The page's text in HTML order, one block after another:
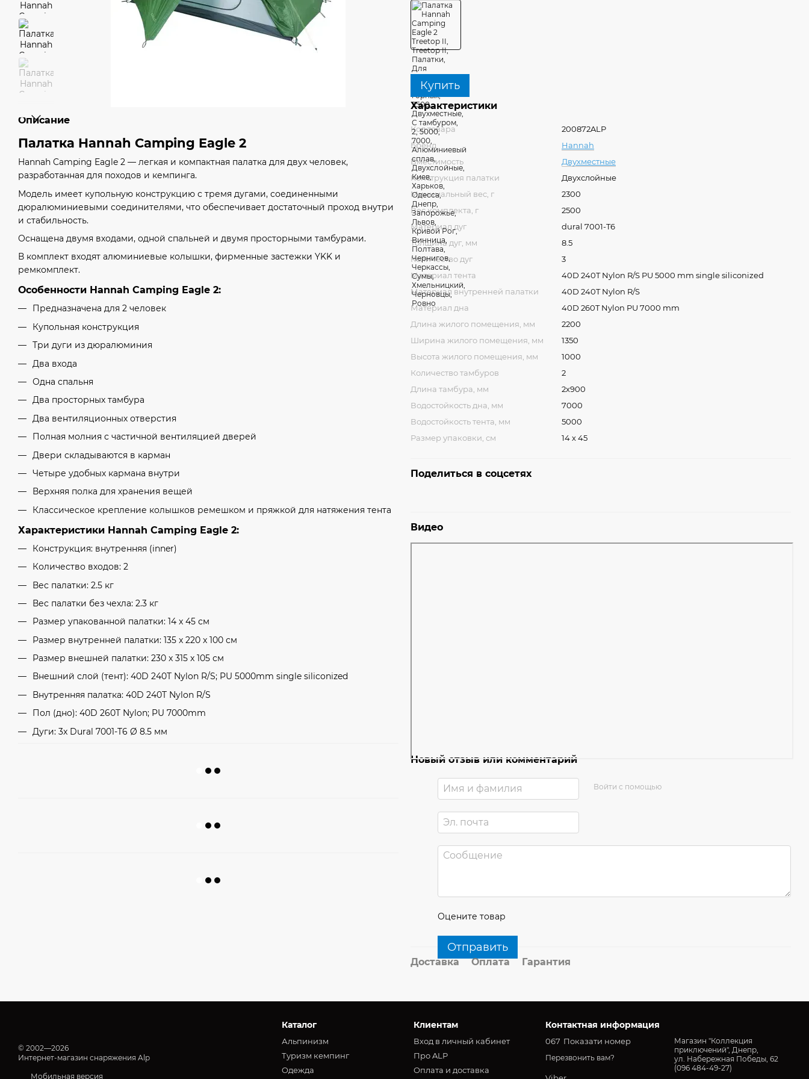
Описание
Палатка Hannah Camping Eagle 2
Hannah Camping Eagle 2 — легкая и компактная палатка для двух человек,
разработанная для походов и кемпинга.
Модель имеет купольную конструкцию с тремя дугами, соединенными
дюралюминиевыми соединителями, что обеспечивает достаточный проход внутри
и стабильность.
Оснащена двумя входами, одной спальней и двумя просторными тамбурами.
В комплект входят алюминиевые колышки, фирменные застежки YKK и
ремкомплект.
Особенности Hannah Camping Eagle 2:
Предназначена для 2 человек
Купольная конструкция
Три дуги из дюралюминия
Два входа
Одна спальня
Два просторных тамбура
Два вентиляционных отверстия
Полная молния с частичной вентиляцией дверей
Двери складываются в карман
Четыре удобных кармана внутри
Верхняя полка для хранения вещей
Классическое крепление колышков ремешком и пряжкой для натяжения тента
Характеристики Hannah Camping Eagle 2:
Конструкция: внутренняя (inner)
Количество входов: 2
Вес палатки: 2.5 кг
Вес палатки без чехла: 2.3 кг
Размер упакованной палатки: 14 x 45 см
Размер внутренней палатки: 135 x 220 x 100 см
Размер внешней палатки: 230 x 315 x 105 см
Внешний слой (тент): 40D 240T Nylon R/S; PU 5000mm single siliconized
Внутренняя палатка: 40D 240T Nylon R/S
Пол (дно): 40D 260T Nylon; PU 7000mm
Дуги: 3x Dural 7001-T6 Ø 8.5 мм
Купить
Характеристики
Код товара
200872ALP
Бренд
Hannah
Вместимость
Двухместные
Конструкция палатки
Двухслойные
Минимальный вес, г
2300
Вес комплекта, г
2500
Материал дуг
dural 7001-T6
Толщина дуг, мм
8.5
Количество дуг
3
Материал тента
40D 240T Nylon R/S PU 5000 mm single siliconized
Материал внутренней палатки
40D 240T Nylon R/S
Материал дна
40D 260T Nylon PU 7000 mm
Длина жилого помещения, мм
2200
Ширина жилого помещения, мм
1350
Высота жилого помещения, мм
1000
Количество тамбуров
2
Длина тамбура, мм
2х900
Водостойкость дна, мм
7000
Водостойкость тента, мм
5000
Размер упаковки, см
14 х 45
Поделиться в соцсетях
Видео
Новый отзыв или комментарий
Войти с помощью
Оцените товар
Отправить
Доставка Оплата Гарантия
© 2002—2026
Интернет-магазин снаряжения Alp
Мобильная версия
Каталог
Альпинизм
Туризм кемпинг
Oдежда
Клиентам
Вход в личный кабинет
Про ALP
Оплата и доставка
Контактная информация
067 Показати номер
Перезвонить вам?
Магазин "Коллекция
приключений", Днепр,
ул. Набережная Победы, 62
(096 484-49-27)